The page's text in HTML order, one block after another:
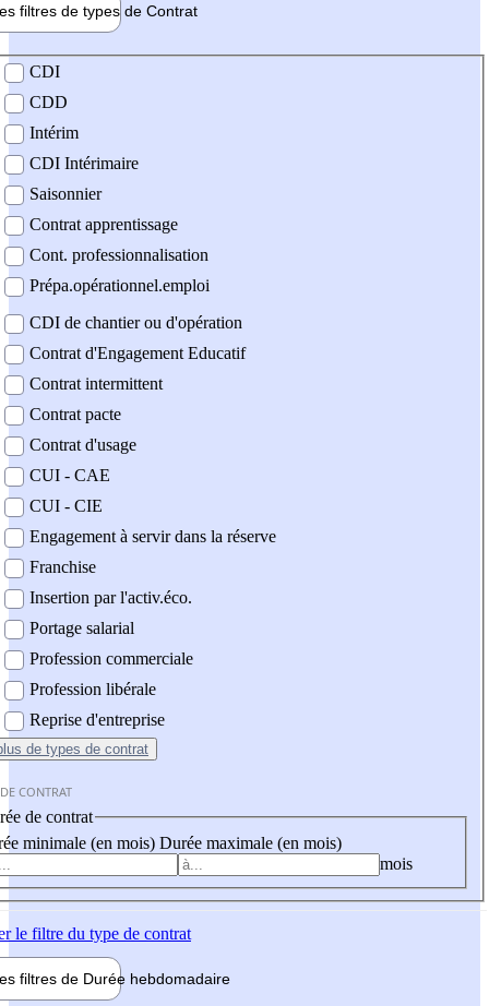
filtres de types de Contrat
contrat
CDI
CDD
Intérim
CDI Intérimaire
Saisonnier
Contrat apprentissage
Cont. professionnalisation
Prépa.opérationnel.emploi
CDI de chantier ou d'opération
Contrat d'Engagement Educatif
Contrat intermittent
Contrat pacte
Contrat d'usage
CUI - CAE
CUI - CIE
Engagement à servir dans la réserve
Franchise
Insertion par l'activ.éco.
Portage salarial
Profession commerciale
Profession libérale
Reprise d'entreprise
de types de contrat
CONTRAT
de contrat
minimale (en mois) Durée maximale (en mois)
mois
le filtre du type de contrat
filtres de Durée hebdomadaire